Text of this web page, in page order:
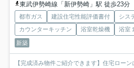
東武伊勢崎線「新伊勢崎」駅 徒歩23分
都市ガス 建設住宅性能評価書付
シス
カウンターキッチン
浴室乾燥機
浴室
新築
【完成済み物件ご紹介できます】住宅ロー